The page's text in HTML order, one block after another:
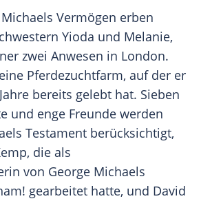
Michaels Vermögen erben
Yioda und Melanie,
zwei Anwesen in London.
Pferdezuchtfarm, auf der er
bereits gelebt hat. Sieben
und enge Freunde werden
Testament berücksichtigt,
die als
von George Michaels
gearbeitet hatte, und David